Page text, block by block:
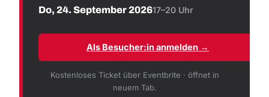
Do, 24. September 202617–20 Uhr
Als Besucher:in anmelden →
Kostenloses Ticket über Eventbrite · öffnet in
neuem Tab.